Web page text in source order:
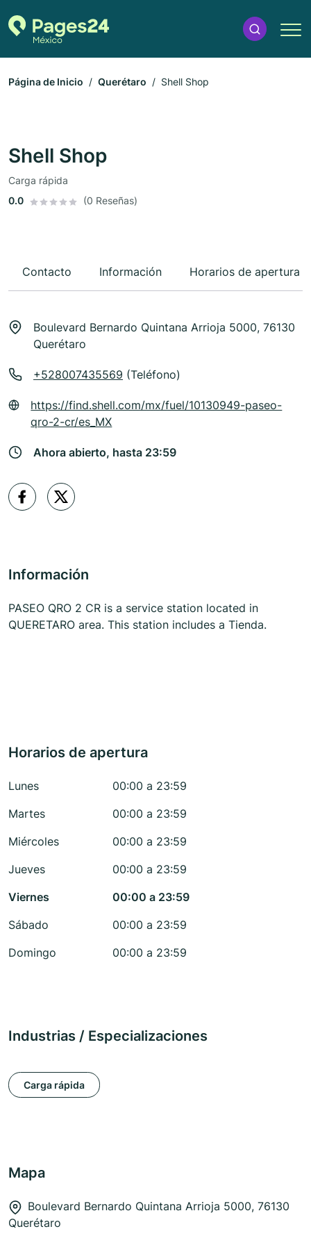
Página de Inicio Querétaro Shell Shop
Shell Shop
Carga rápida
0.0
(0 Reseñas)
Contacto Información Horarios de apertura
Boulevard Bernardo Quintana Arrioja 5000, 76130
Querétaro
+528007435569 (Teléfono)
https://find.shell.com/mx/fuel/10130949-paseo-
qro-2-cr/es_MX
Ahora abierto, hasta 23:59
Información
PASEO QRO 2 CR is a service station located in
QUERETARO area. This station includes a Tienda.
Horarios de apertura
Lunes
00:00 a 23:59
Martes
00:00 a 23:59
Miércoles
00:00 a 23:59
Jueves
00:00 a 23:59
Viernes
00:00 a 23:59
Sábado
00:00 a 23:59
Domingo
00:00 a 23:59
Industrias / Especializaciones
Carga rápida
Mapa
Boulevard Bernardo Quintana Arrioja 5000, 76130
Querétaro